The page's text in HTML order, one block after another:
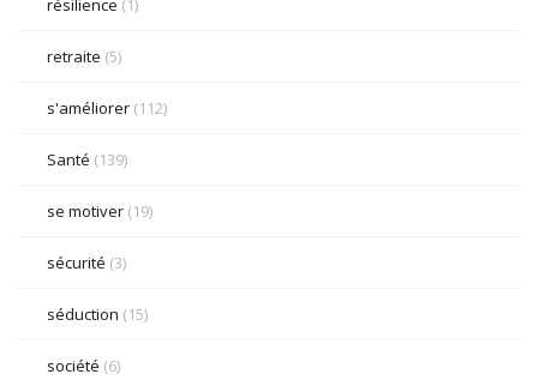
résilience (1)
retraite (5)
s'améliorer (112)
Santé (139)
se motiver (19)
sécurité (3)
séduction (15)
société (6)